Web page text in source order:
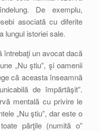
De exemplu,
asociată cu diferite
lungul istoriei sale.
întrebaţi un avocat dacă
„Nu ştiu”, şi oamenii
că aceasta înseamnă
de împărtăşit”.
mentală cu privire le
„Nu ştiu”, dar este o
părţile (numită o”